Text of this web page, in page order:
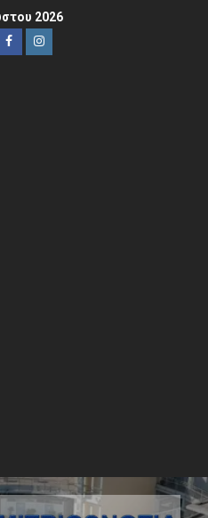
2026